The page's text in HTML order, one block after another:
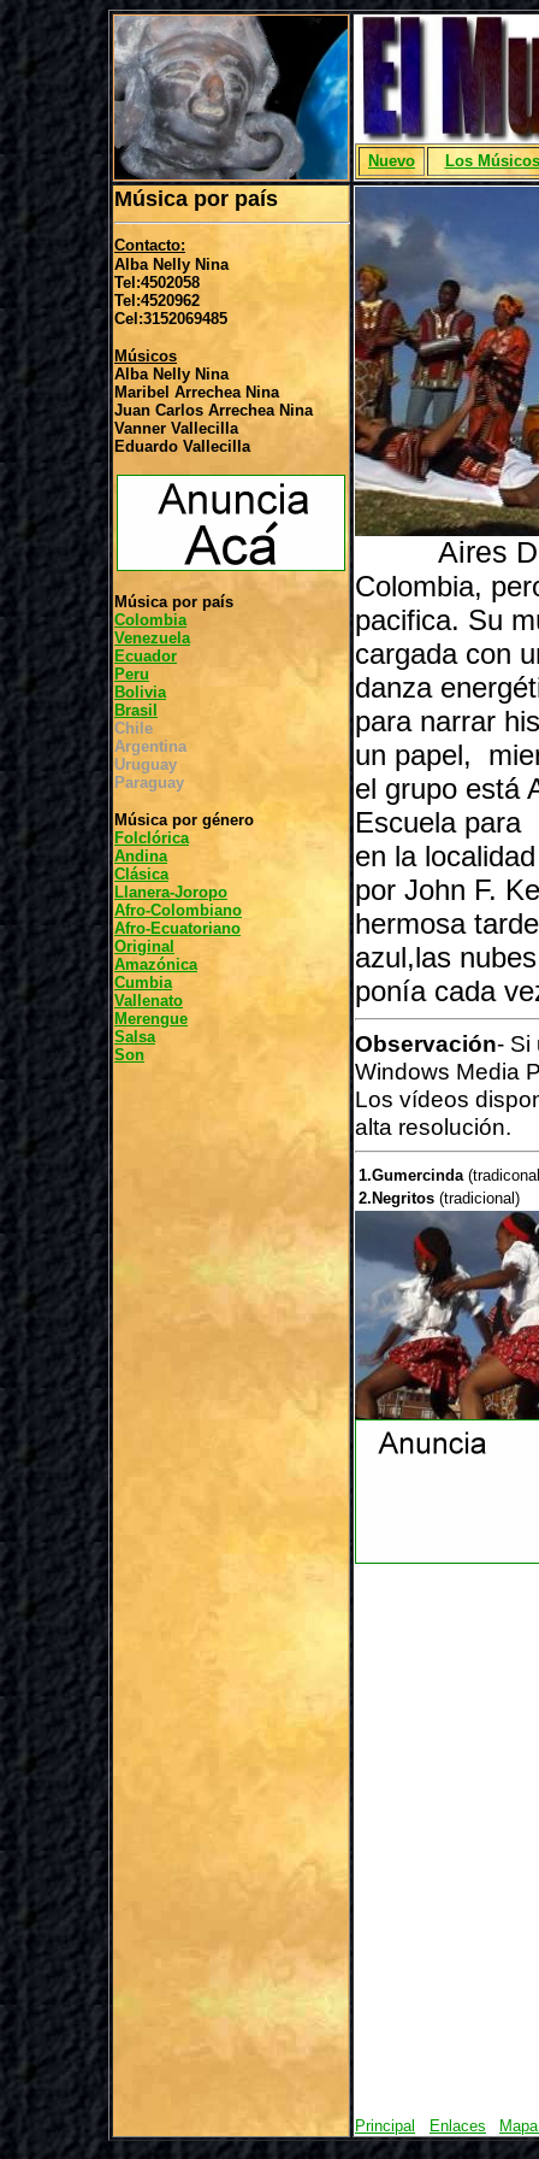
Nuevo Los Músicos
Música por país
Contacto:
Alba Nelly Nina
Tel:4502058
Tel:4520962
Cel:3152069485
Músicos
Alba Nelly Nina
Maribel Arrechea Nina
Juan Carlos Arrechea Nina
Vanner Vallecilla
Eduardo Vallecilla
Música por país
Colombia
Venezuela
Ecuador
Peru
Bolivia
Brasil
Chile
Argentina
Uruguay
Paraguay
Música por género
Folclórica
Andina
Clásica
Llanera-Joropo
Afro-Colombiano
Afro-Ecuatoriano
Original
Amazónica
Cumbia
Vallenato
Merengue
Salsa
Son
Aires
Colombia,
pacifica. Su
cargada con
danza
para narrar
un papel,
el grupo está
Escuela para
en la
por John F.
hermosa
azul,las
ponía cada
Observación- Si
Windows Media
Los vídeos
alta resolución.
1.Gumercinda
2.Negritos (tradicional)
Principal Enlaces